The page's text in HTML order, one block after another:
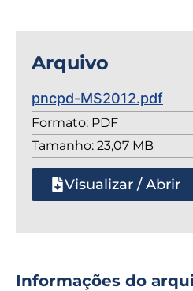
Arquivo
pncpd-MS2012.pdf
Formato: PDF
Tamanho: 23,07 MB
Visualizar / Abrir
Informações do